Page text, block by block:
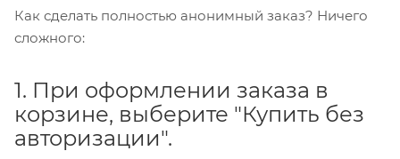
Как сделать полностью анонимный заказ? Ничего
сложного:
1. При оформлении заказа в
корзине, выберите "Купить без
авторизации".